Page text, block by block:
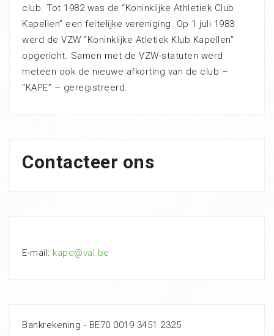
club. Tot 1982 was de “Koninklijke Athletiek Club
Kapellen” een feitelijke vereniging. Op 1 juli 1983
werd de VZW “Koninklijke Atletiek Klub Kapellen”
opgericht. Samen met de VZW-statuten werd
meteen ook de nieuwe afkorting van de club –
“KAPE” – geregistreerd.
Contacteer ons
E-mail: kape@val.be
Bankrekening - BE70 0019 3451 2325